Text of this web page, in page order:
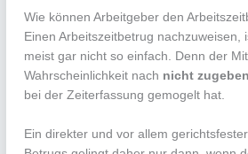
Wie können Arbeitgeber den
Einen Arbeitszeitbetrug nachzuweisen,
meist gar nicht so einfach. Denn der
Wahrscheinlichkeit nach nicht zugeben
bei der Zeiterfassung gemogelt hat.
Ein direkter und vor allem